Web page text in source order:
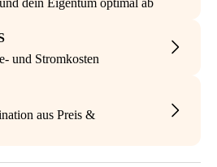
und Stromkosten
aus Preis &